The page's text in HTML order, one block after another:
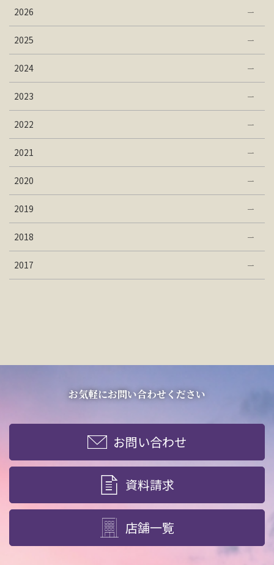
2026
2025
2024
2023
2022
2021
2020
2019
2018
2017
お気軽にお問い合わせください
お問い合わせ
資料請求
店舗一覧